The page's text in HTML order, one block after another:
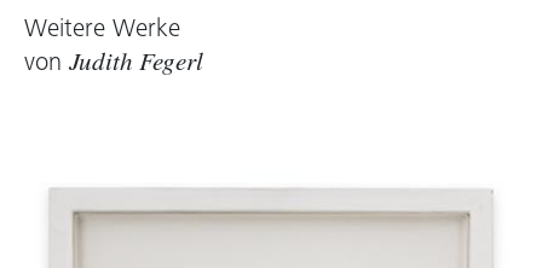
Heike Maier-Rieper
Weitere Werke
von Judith Fegerl